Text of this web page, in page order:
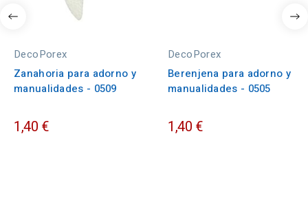
DecoPorex
Zanahoria para adorno y
manualidades - 0509
1,40 €
DecoPorex
Berenjena para adorno y
manualidades - 0505
1,40 €